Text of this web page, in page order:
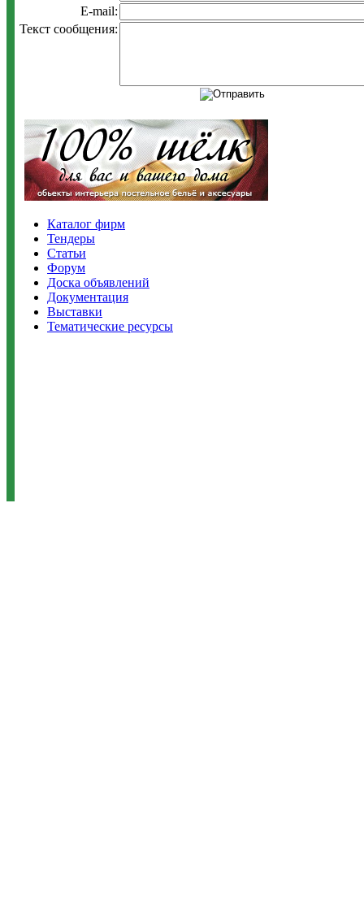
E-mail:
Текст сообщения:
Каталог фирм
Тендеры
Статьи
Форум
Доска объявлений
Документация
Выставки
Тематические ресурсы